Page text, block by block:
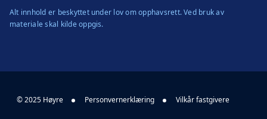
Alt innhold er beskyttet under lov om opphavsrett. Ved bruk av
materiale skal kilde oppgis.
© 2025 Høyre Personvernerklæring Vilkår fastgivere